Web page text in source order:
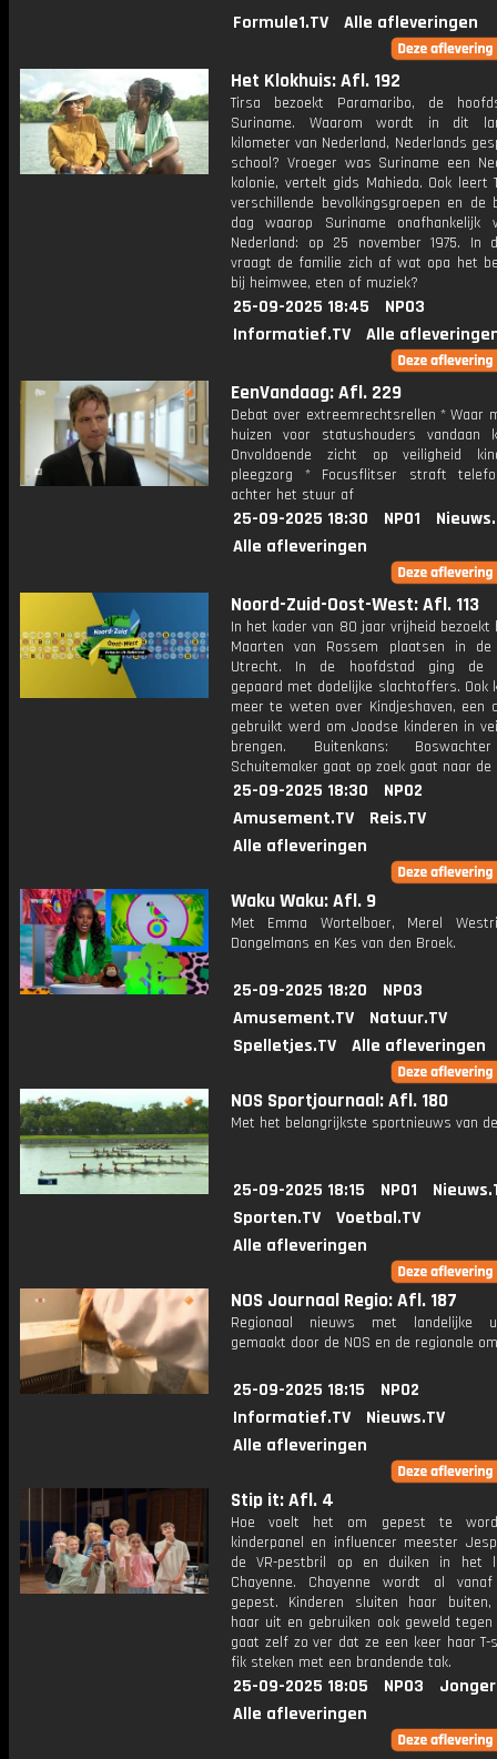
Formule1.TV
Alle afleveringen
Het Klokhuis: Afl. 192
Tirsa bezoekt Paramaribo, de
Suriname. Waarom wordt in dit
kilometer van Nederland, Nederlands
school? Vroeger was Suriname een
kolonie, vertelt gids Mahieda. Ook leert
verschillende bevolkingsgroepen en de
dag waarop Suriname onafhankelijk
Nederland: op 25 november 1975. In
vraagt de familie zich af wat opa het
bij heimwee, eten of muziek?
25-09-2025 18:45
NPO3
Informatief.TV
Alle
EenVandaag: Afl. 229
Debat over extreemrechtsrellen * Waar
huizen voor statushouders vandaan
Onvoldoende zicht op veiligheid
pleegzorg * Focusflitser straft
achter het stuur af
25-09-2025 18:30 NPO1
Alle afleveringen
Noord-Zuid-Oost-West: Afl. 113
In het kader van 80 jaar vrijheid bezoekt
Maarten van Rossem plaatsen in de
Utrecht. In de hoofdstad ging de
gepaard met dodelijke slachtoffers. Ook
meer te weten over Kindjeshaven, een
gebruikt werd om Joodse kinderen in
brengen. Buitenkans:
Schuitemaker gaat op zoek gaat naar de
25-09-2025 18:30
NPO2
Amusement.TV
Reis.TV
Alle afleveringen
Waku Waku: Afl. 9
Met Emma Wortelboer, Merel
Dongelmans en Kes van den Broek.
25-09-2025 18:20
NPO3
Amusement.TV
Natuur.TV
Spelletjes.TV
Alle afleveringen
NOS Sportjournaal: Afl. 180
Met het belangrijkste sportnieuws van
25-09-2025 18:15 NPO1
Sporten.TV
Voetbal.TV
Alle afleveringen
NOS Journaal Regio: Afl. 187
Regionaal nieuws met landelijke
gemaakt door de NOS en de regionale
25-09-2025 18:15
NPO2
Informatief.TV
Nieuws.TV
Alle afleveringen
Stip it: Afl. 4
Hoe voelt het om gepest te
kinderpanel en influencer meester
de VR-pestbril op en duiken in het
Chayenne. Chayenne wordt al
gepest. Kinderen sluiten haar buiten,
haar uit en gebruiken ook geweld
gaat zelf zo ver dat ze een keer haar
fik steken met een brandende tak.
25-09-2025 18:05 NPO3
Alle afleveringen